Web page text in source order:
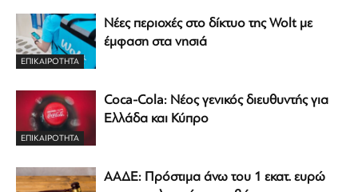
ΕΠΙΚΑΙΡΟΤΗΤΑ
Νέες περιοχές στο δίκτυο της Wolt με
έμφαση στα νησιά
ΕΠΙΚΑΙΡΟΤΗΤΑ
Coca-Cola: Νέος γενικός διευθυντής για
Ελλάδα και Κύπρο
ΑΑΔΕ: Πρόστιμα άνω του 1 εκατ. ευρώ